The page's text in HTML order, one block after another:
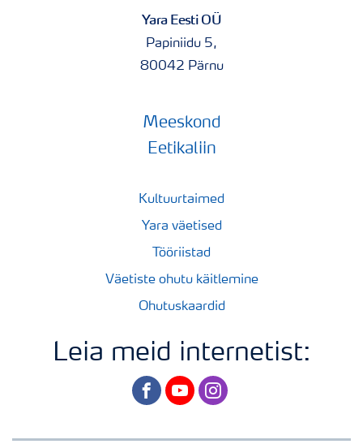
Yara Eesti OÜ
Papiniidu 5,
80042 Pärnu
Meeskond
Eetikaliin
Kultuurtaimed
Yara väetised
Tööriistad
Väetiste ohutu käitlemine
Ohutuskaardid
Leia meid internetist:
facebookyoutubeinstagram